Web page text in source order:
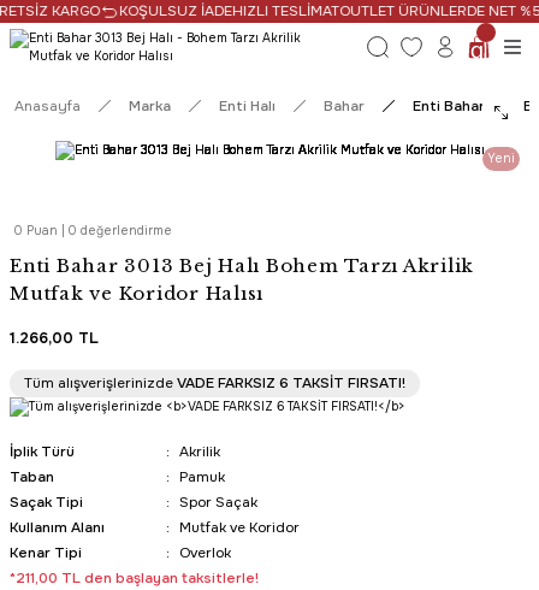
KARGO KOŞULSUZ İADEHIZLI TESLİMATOUTLET ÜRÜNLERDE NET
Anasayfa Marka Enti Halı Bahar Enti Bahar 3013
Yeni
0 Puan | 0 değerlendirme
Enti Bahar 3013 Bej Halı Bohem Tarzı Akrilik
Mutfak ve Koridor Halısı
1.266,00 TL
Tüm Alışverişlerde Ücretsiz Kargo
HIZLI TESLİMAT
Tüm alışverişlerinizdeVADE FARKSIZ 6 TAKSİT FIRSATI!
İplik Türü
Akrilik
Taban
Pamuk
Saçak Tipi
Spor Saçak
Kullanım Alanı
Mutfak ve Koridor
Kenar Tipi
Overlok
*211,00 TL den başlayan taksitlerle!